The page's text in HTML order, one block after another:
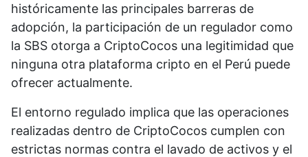
históricamente las principales barreras de
adopción, la participación de un regulador como
la SBS otorga a CriptoCocos una legitimidad que
ninguna otra plataforma cripto en el Perú puede
ofrecer actualmente.
El entorno regulado implica que las operaciones
realizadas dentro de CriptoCocos cumplen con
estrictas normas contra el lavado de activos y el